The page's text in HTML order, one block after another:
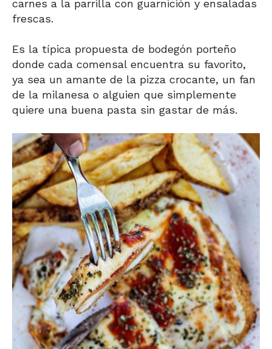
carnes a la parrilla con guarnición y ensaladas
frescas.
Es la típica propuesta de bodegón porteño
donde cada comensal encuentra su favorito,
ya sea un amante de la pizza crocante, un fan
de la milanesa o alguien que simplemente
quiere una buena pasta sin gastar de más.